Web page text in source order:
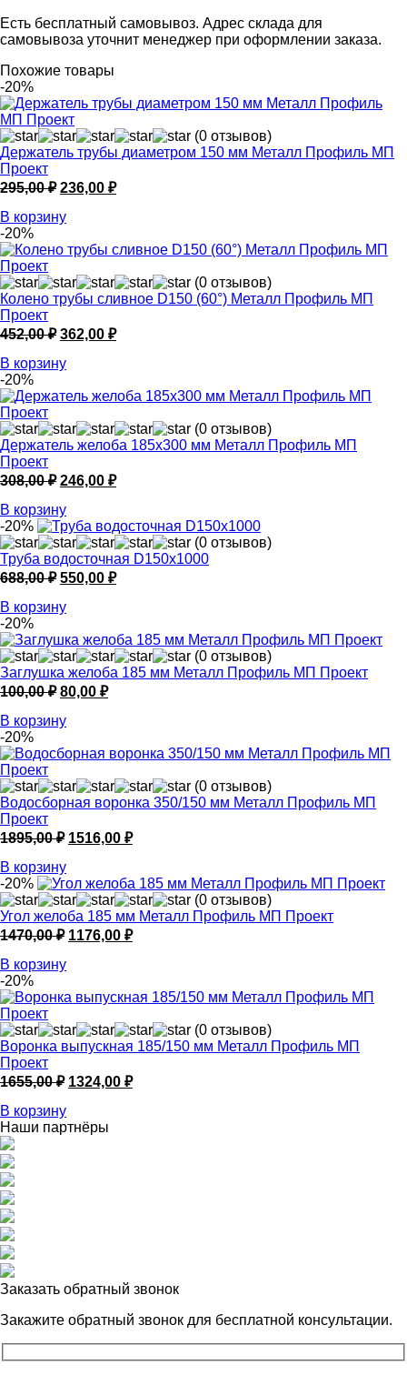
Есть бесплатный самовывоз. Адрес склада для
самовывоза уточнит менеджер при оформлении заказа.
Похожие товары
-20%
(0 отзывов)
Держатель трубы диаметром 150 мм Металл Профиль МП
Проект
295,00₽ Первоначальная
составляла
236,00 ₽Текущая
В корзину
-20%
(0 отзывов)
Колено трубы сливное D150 (60°) Металл Профиль МП
Проект
452,00₽ Первоначальная
составляла
362,00 ₽Текущая
В корзину
-20%
(0 отзывов)
Держатель желоба 185х300 мм Металл Профиль МП
Проект
308,00₽ Первоначальная
составляла
308,00 ₽.
246,00 ₽Текущая
В корзину
-20%
(0 отзывов)
Труба водосточная D150х1000
688,00₽ Первоначальная
составляла
550,00 ₽Текущая
В корзину
-20%
(0 отзывов)
Заглушка желоба 185 мм Металл Профиль МП Проект
100,00₽ Первоначальная
составляла
80,00 ₽Текущая
В корзину
-20%
(0 отзывов)
Водосборная воронка 350/150 мм Металл Профиль МП
Проект
1895,00₽ Первоначальная
1895,00 ₽.
1516,00 ₽Текущая
В корзину
-20%
(0 отзывов)
Угол желоба 185 мм Металл Профиль МП Проект
1470,00₽ Первоначальная
1176,00 ₽Текущая
В корзину
-20%
(0 отзывов)
Воронка выпускная 185/150 мм Металл Профиль МП
Проект
1655,00₽ Первоначальная
1655,00 ₽.
1324,00 ₽Текущая
В корзину
Наши партнёры
Заказать обратный звонок
Закажите обратный звонок для бесплатной консультации.